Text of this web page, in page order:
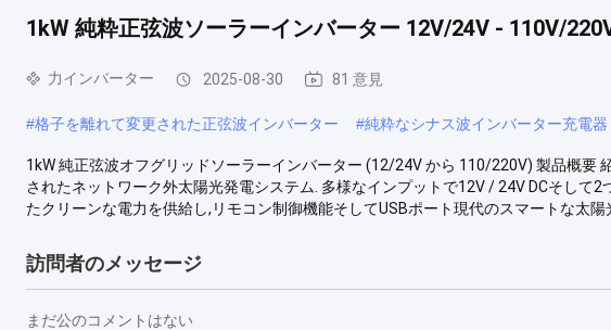
1kW 純粋正弦波ソーラーインバーター 12V/24V - 110V/
力インバーター 2025-08-30 81 意見
#格子を離れて変更された正弦波インバーター #純粋なシナス波インバーター充電器
1kW 純正弦波オフグリッドソーラーインバーター (12/24V から 110/220V) 製品概要
されたネットワーク外太陽光発電システム. 多様なインプットで12V / 24V DCそして
たクリーンな電力を供給し,リモコン制御機能そしてUSBポート現代のスマートな太陽
訪問者のメッセージ
まだ公のコメントはない